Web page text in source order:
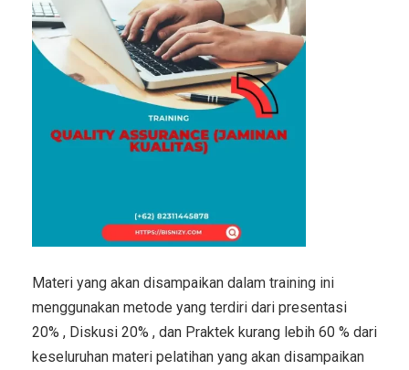
Materi yang akan disampaikan dalam training ini
menggunakan metode yang terdiri dari presentasi
20% , Diskusi 20% , dan Praktek kurang lebih 60 % dari
keseluruhan materi pelatihan yang akan disampaikan